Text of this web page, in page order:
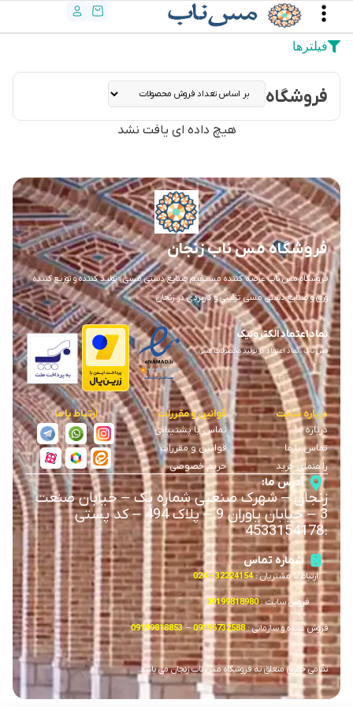
فیلترها
فروشگاه
هیچ داده ای یافت نشد
فروشگاه مس ناب زنجان
فروشگاه مس ناب عرضه کننده مستقیم صنایع دستی مسی ، تولید کننده و توزیع کننده
ورق و صنایع دستی مسی تزئینی و کاربردی در زنجان
نماد اعتماد الکترونیک
مس ناب ، نماد اعتماد در تولید محصولات مسی
درباره سایت
درباره ما
تماس با ما
راهنمای خرید
قوانین و مقررات
تماس با پشتیبانی
قوانین و مقررات
حریم خصوصی
ارتباط با ما
آدرس ما:
زنجان–شهرک صنعتی شماره یک–خیابان صنعت
3
–خیابان یاوران 9 –
پلاک 494 – کد پستی
:
4533154178
شماره تماس
ارتباط با مشتریان : 32224154 – 024
فروش سایت :09199818980
فروش عمده و سازمانی :09196732588
–
09199818853
تمامی حقوق متعلق به فروشگاه مس ناب زنجان می باشد.